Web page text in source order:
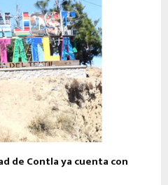
de Contla ya cuenta con